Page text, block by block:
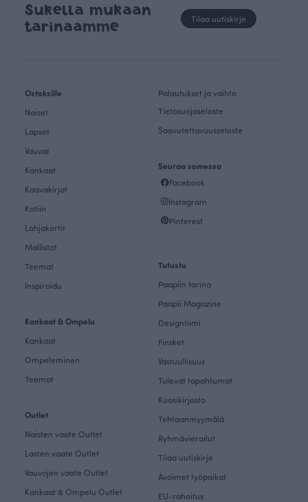
Sukella mukaan
tarinaamme
Tilaa uutiskirje
Ostoksille
Naiset
Lapset
Vauvat
Kankaat
Kaavakirjat
Kotiin
Lahjakortit
Mallistot
Teemat
Inspiroidu
Kankaat & Ompelu
Kankaat
Ompeleminen
Teemat
Outlet
Naisten vaate Outlet
Lasten vaate Outlet
Vauvojen vaate Outlet
Kankaat & Ompelu Outlet
Palautukset ja vaihto
Tietosuojaseloste
Saavutettavuusseloste
Seuraa somessa
Facebook
Instagram
Pinterest
Tutustu
Paapiin tarina
Paapii Magazine
Designtiimi
Finsket
Vastuullisuus
Tulevat tapahtumat
Kuosikirjasto
Tehtaanmyymälä
Ryhmävierailut
Tilaa uutiskirje
Avoimet työpaikat
EU-rahoitus